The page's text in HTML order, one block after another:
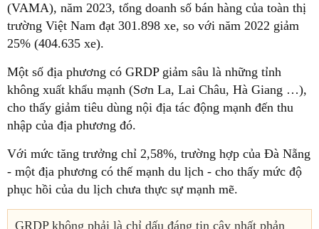
(VAMA), năm 2023, tổng doanh số bán hàng của toàn thị
trường Việt Nam đạt 301.898 xe, so với năm 2022 giảm
25% (404.635 xe).
Một số địa phương có GRDP giảm sâu là những tỉnh
không xuất khẩu mạnh (Sơn La, Lai Châu, Hà Giang …),
cho thấy giảm tiêu dùng nội địa tác động mạnh đến thu
nhập của địa phương đó.
Với mức tăng trưởng chỉ 2,58%, trường hợp của Đà Nẵng
- một địa phương có thế mạnh du lịch - cho thấy mức độ
phục hồi của du lịch chưa thực sự mạnh mẽ.
GRDP không phải là chỉ dấu đáng tin cậy nhất phản